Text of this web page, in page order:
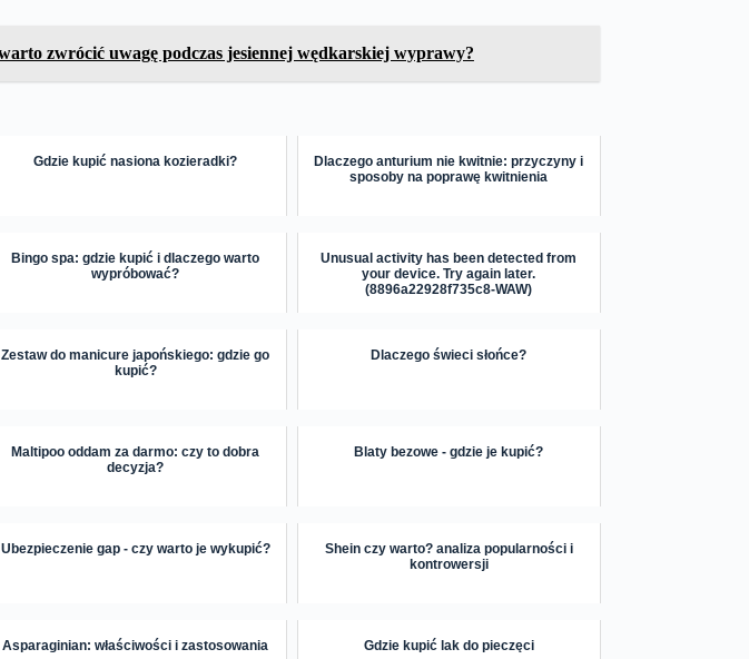
zwrócić uwagę podczas jesiennej wędkarskiej wyprawy?
Gdzie kupić nasiona kozieradki?
Dlaczego anturium nie kwitnie: przyczyny i
sposoby na poprawę kwitnienia
Bingo spa: gdzie kupić i dlaczego warto
wypróbować?
Unusual activity has been detected from
your device. Try again later.
(8896a22928f735c8-WAW)
Zestaw do manicure japońskiego: gdzie go
kupić?
Dlaczego świeci słońce?
Maltipoo oddam za darmo: czy to dobra
decyzja?
Blaty bezowe - gdzie je kupić?
Ubezpieczenie gap - czy warto je wykupić?
Shein czy warto? analiza popularności i
kontrowersji
Asparaginian: właściwości i zastosowania Gdzie kupić lak do pieczęci